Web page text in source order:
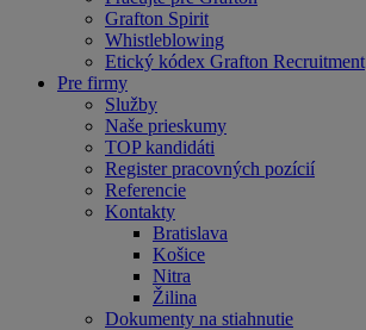
Grafton Spirit
Whistleblowing
Etický kódex Grafton Recruitment
Pre firmy
Služby
Naše prieskumy
TOP kandidáti
Register pracovných pozícií
Referencie
Kontakty
Bratislava
Košice
Nitra
Žilina
Dokumenty na stiahnutie